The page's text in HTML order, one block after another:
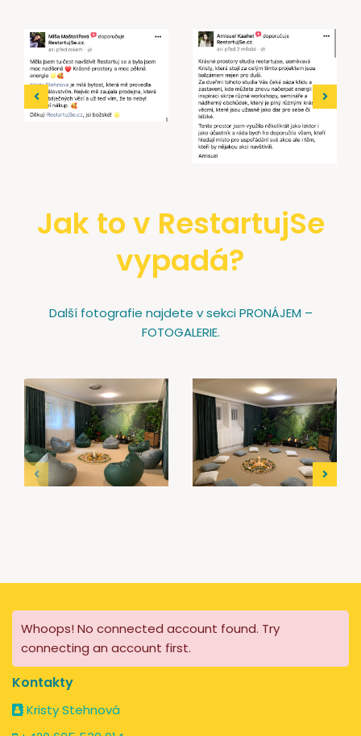
Jak to v RestartujSe
vypadá?
Další fotografie najdete v sekci PRONÁJEM –
FOTOGALERIE.
Whoops! No connected account found. Try
connecting an account first.
Kontakty
Kristy Stehnová